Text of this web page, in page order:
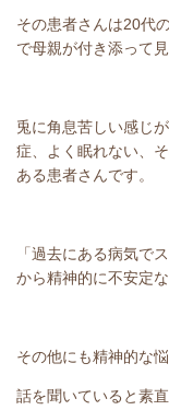
その患者さんは20代
で母親が付き添って見
兎に角息苦しい感じ
症、よく眠れない、
ある患者さんです。
「過去にある病気で
から精神的に不安定
その他にも精神的な
話を聞いていると素